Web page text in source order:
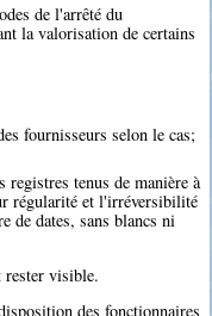
de l'arrêté du
la valorisation de certains
fournisseurs selon le cas;
registres tenus de manière à
régularité et l'irréversibilité
de dates, sans blancs ni
visible.
des fonctionnaires